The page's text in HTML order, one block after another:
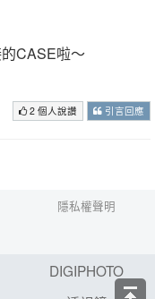
CASE啦～
2 個人說讚 引言回應
隱私權聲明
DIGIPHOTO